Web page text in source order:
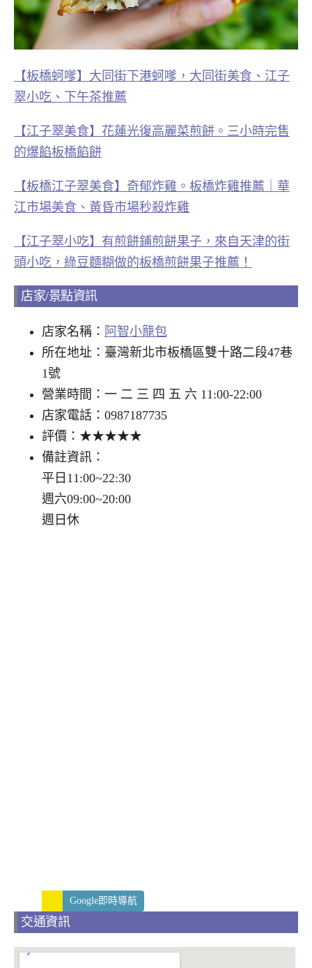
【板橋蚵嗲】大同街下港蚵嗲，大同街美食、江子
翠小吃、下午茶推薦
【江子翠美食】花蓮光復高麗菜煎餅。三小時完售
的爆餡板橋餡餅
【板橋江子翠美食】奇郁炸雞。板橋炸雞推薦｜華
江市場美食、黃昏市場秒殺炸雞
【江子翠小吃】有煎餅鋪煎餅果子，來自天津的街
頭小吃，綠豆麵糊做的板橋煎餅果子推薦！
店家/景點資訊
店家名稱： 阿智小籠包
所在地址：臺灣新北市板橋區雙十路二段47巷
1號
營業時間：一 二 三 四 五 六 11:00-22:00
店家電話：0987187735
評價：★★★★★
備註資訊：
平日11:00~22:30
週六09:00~20:00
週日休
Google即時導航
交通資訊